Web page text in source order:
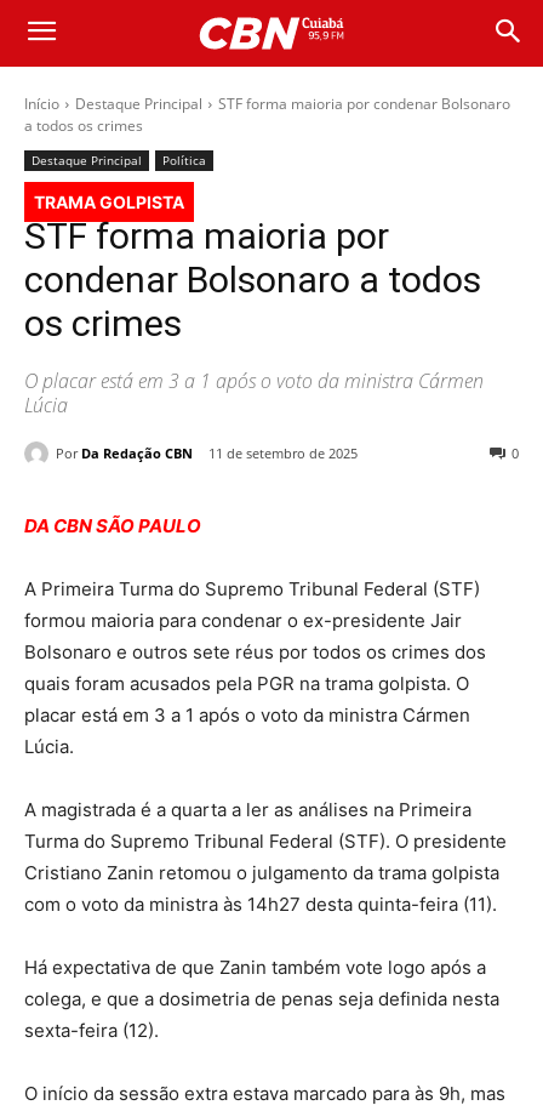
Início Destaque Principal
STF forma maioria por condenar Bolsonaro
a todos os crimes
Destaque Principal Política
TRAMA GOLPISTA
STF forma maioria por
condenar Bolsonaro a todos
os crimes
O placar está em 3 a 1 após o voto da ministra Cármen
Lúcia
Por Da Redação CBN 11 de setembro de 2025 0
DA CBN SÃO PAULO
A Primeira Turma do Supremo Tribunal Federal (STF)
formou maioria para condenar o ex-presidente Jair
Bolsonaro e outros sete réus por todos os crimes dos
quais foram acusados pela PGR na trama golpista. O
placar está em 3 a 1 após o voto da ministra Cármen
Lúcia.
A magistrada é a quarta a ler as análises na Primeira
Turma do Supremo Tribunal Federal (STF). O presidente
Cristiano Zanin retomou o julgamento da trama golpista
com o voto da ministra às 14h27 desta quinta-feira (11).
Há expectativa de que Zanin também vote logo após a
colega, e que a dosimetria de penas seja definida nesta
sexta-feira (12).
O início da sessão extra estava marcado para às 9h, mas